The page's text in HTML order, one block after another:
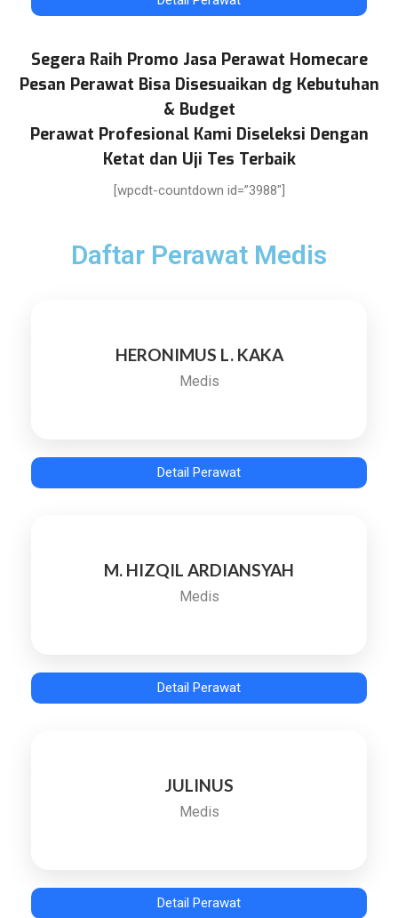
Segera Raih Promo Jasa Perawat Homecare
Pesan Perawat Bisa Disesuaikan dg Kebutuhan
& Budget
Perawat Profesional Kami Diseleksi Dengan
Ketat dan Uji Tes Terbaik
[wpcdt-countdown id=”3988″]
Daftar Perawat Medis
HERONIMUS L. KAKA
Medis
Detail Perawat
M. HIZQIL ARDIANSYAH
Medis
Detail Perawat
JULINUS
Medis
Detail Perawat